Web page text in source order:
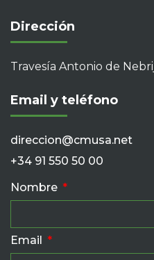
Dirección
Travesía Antonio de
Email y teléfono
direccion@cmusa.net
+34 91 550 50 00
Nombre
Email